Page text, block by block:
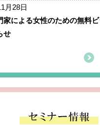
月28日
家による女性のための無料
せ